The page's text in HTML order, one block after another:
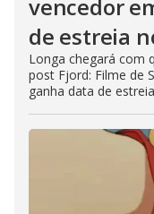
vencedor
de estreia
Longa chegará com
post Fjord: Filme de
ganha data de